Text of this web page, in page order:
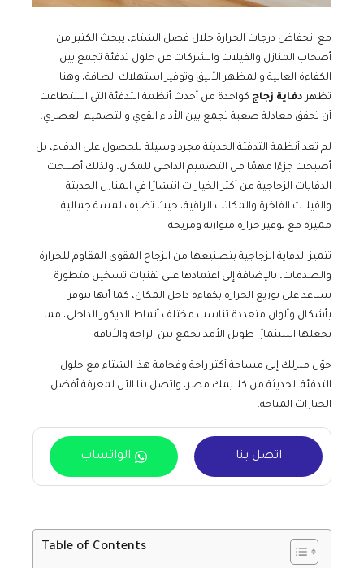
مع انخفاض درجات الحرارة خلال فصل الشتاء، يبحث الكثير من
أصحاب المنازل والفيلات والشركات عن حلول تدفئة تجمع بين
الكفاءة العالية والمظهر الأنيق وتوفير استهلاك الطاقة، وهنا
تظهردفاية زجاج كواحدة من أحدث أنظمة التدفئة التي استطاعت
أن تحقق معادلة صعبة تجمع بين الأداء القوي والتصميم العصري.
لم تعد أنظمة التدفئة الحديثة مجرد وسيلة للحصول على الدفء، بل
أصبحت جزءًا مهمًا من التصميم الداخلي للمكان، ولذلك أصبحت
الدفايات الزجاجية من أكثر الخيارات انتشارًا في المنازل الحديثة
والفيلات الفاخرة والمكاتب الراقية، حيث تضيف لمسة جمالية
مميزة مع توفير حرارة متوازنة ومريحة.
تتميز الدفاية الزجاجية بتصنيعها من الزجاج المقوى المقاوم للحرارة
والصدمات، بالإضافة إلى اعتمادها على تقنيات تسخين متطورة
تساعد على توزيع الحرارة بكفاءة داخل المكان، كما أنها تتوفر
بأشكال وألوان متعددة تناسب مختلف أنماط الديكور الداخلي، مما
يجعلها استثمارًا طويل الأمد يجمع بين الراحة والأناقة.
حوّل منزلك إلى مساحة أكثر راحة وفخامة هذا الشتاء مع حلول
التدفئة الحديثة من كلايمك مصر، واتصل بنا الآن لمعرفة أفضل
الخيارات المتاحة.
اتصل بنا الواتساب
Table of Contents